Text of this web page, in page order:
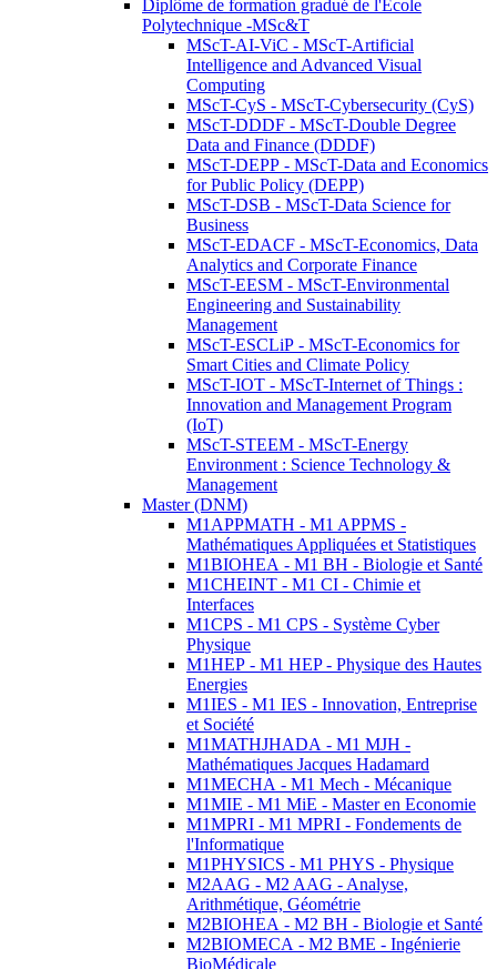
Diplôme de formation gradué de l'Ecole
Polytechnique -MSc&T
MScT-AI-ViC - MScT-Artificial
Intelligence and Advanced Visual
Computing
MScT-CyS - MScT-Cybersecurity (CyS)
MScT-DDDF - MScT-Double Degree
Data and Finance (DDDF)
MScT-DEPP - MScT-Data and Economics
for Public Policy (DEPP)
MScT-DSB - MScT-Data Science for
Business
MScT-EDACF - MScT-Economics, Data
Analytics and Corporate Finance
MScT-EESM - MScT-Environmental
Engineering and Sustainability
Management
MScT-ESCLiP - MScT-Economics for
Smart Cities and Climate Policy
MScT-IOT - MScT-Internet of Things :
Innovation and Management Program
(IoT)
MScT-STEEM - MScT-Energy
Environment : Science Technology &
Management
Master (DNM)
M1APPMATH - M1 APPMS -
Mathématiques Appliquées et Statistiques
M1BIOHEA - M1 BH - Biologie et Santé
M1CHEINT - M1 CI - Chimie et
Interfaces
M1CPS - M1 CPS - Système Cyber
Physique
M1HEP - M1 HEP - Physique des Hautes
Energies
M1IES - M1 IES - Innovation, Entreprise
et Société
M1MATHJHADA - M1 MJH -
Mathématiques Jacques Hadamard
M1MECHA - M1 Mech - Mécanique
M1MIE - M1 MiE - Master en Economie
M1MPRI - M1 MPRI - Fondements de
l'Informatique
M1PHYSICS - M1 PHYS - Physique
M2AAG - M2 AAG - Analyse,
Arithmétique, Géométrie
M2BIOHEA - M2 BH - Biologie et Santé
M2BIOMECA - M2 BME - Ingénierie
BioMédicale